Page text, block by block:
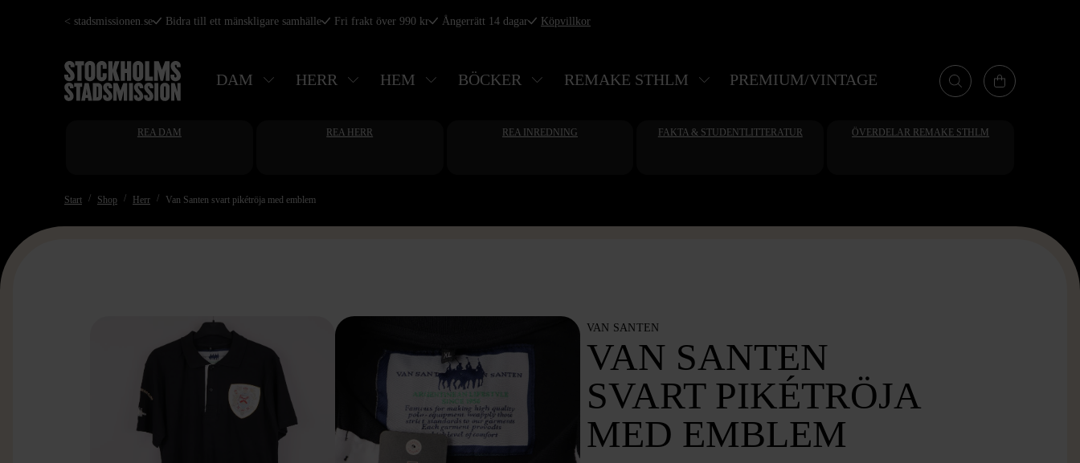
Hoppa
huvudinnehåll
< stadsmissionen.se Bidra till ett mänskligare samhälle Fri frakt över 990 kr Ångerrätt 14 dagar Köpvillkor
DAM HERR HEM BÖCKER REMAKE STHLM PREMIUM/VINTAGE
REA DAM REA HERR REA INREDNING FAKTA & STUDENTLITTERATUR ÖVERDELAR REMAKE STHLM
Start Shop Herr Van Santen svart pikétröja med emblem
VAN SANTEN
VAN SANTEN
SVART PIKÉTRÖJA
MED EMBLEM